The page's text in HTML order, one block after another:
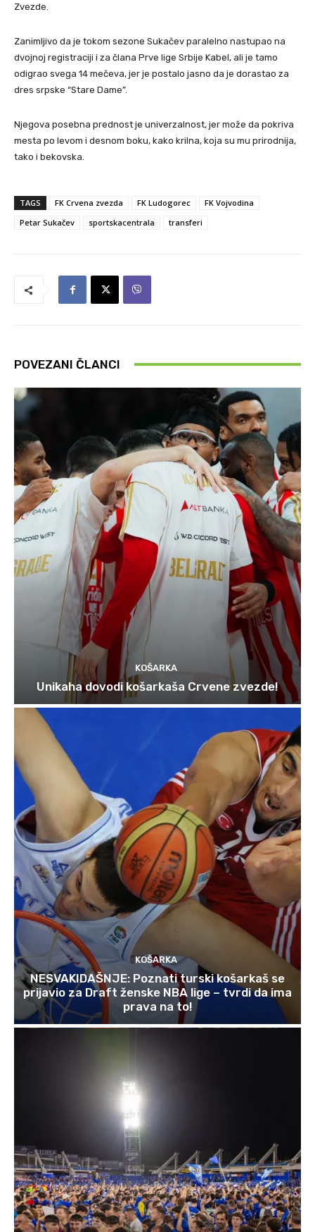
Zvezde.
Zanimljivo da je tokom sezone Sukačev paralelno nastupao na
dvojnoj registraciji i za člana Prve lige Srbije Kabel, ali je tamo
odigrao svega 14 mečeva, jer je postalo jasno da je dorastao za
dres srpske “Stare Dame”.
Njegova posebna prednost je univerzalnost, jer može da pokriva
mesta po levom i desnom boku, kako krilna, koja su mu prirodnija,
tako i bekovska.
TAGS FK Crvena zvezda FK Ludogorec
FK Vojvodina
Petar Sukačev
sportskacentrala transferi
POVEZANI ČLANCI
KOŠARKA
Unikaha dovodi košarkaša Crvene zvezde!
KOŠARKA
NESVAKIDAŠNJE: Poznati turski košarkaš se
prijavio za Draft ženske NBA lige – tvrdi da ima
prava na to!